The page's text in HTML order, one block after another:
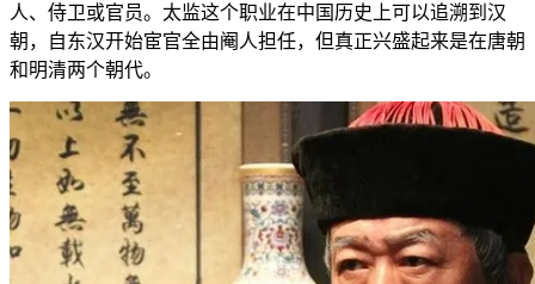
人、侍卫或官员。太监这个职业在中国历史上可以追溯到汉
朝，自东汉开始宦官全由阉人担任，但真正兴盛起来是在唐朝
和明清两个朝代。